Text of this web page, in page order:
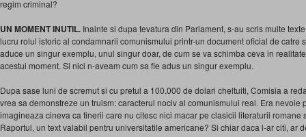
regim criminal?
UN MOMENT INUTIL. Inainte si dupa tevatura din Parlament, s-au scris multe
lucru rolul istoric al condamnarii comunismului printr-un document oficial de catre
aduce un singur exemplu, unul singur doar, de cum se va schimba ceva in
acestui moment. Si nici n-aveam cum sa fie adus un singur exemplu.
Dupa sase luni de scremut si cu pretul a 100.000 de dolari cheltuiti, Comisia a
vrea sa demonstreze un truism: caracterul nociv al comunismului real. Era nevoie
imagineaza cineva ca tinerii care nu citesc nici macar pe clasicii literaturii romane
Raportul, un text valabil pentru universitatile americane? Si chiar daca l-ar citi, ar